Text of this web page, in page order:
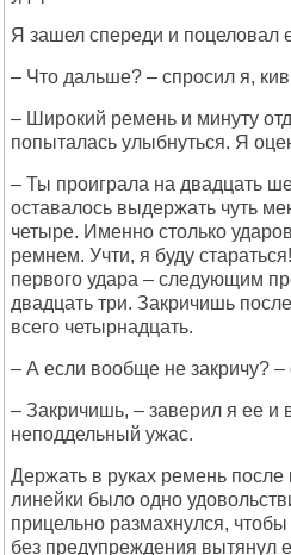
Я зашел спереди и поцеловал
– Что дальше? – спросил я,
– Широкий ремень и минуту
попыталась улыбнуться. Я
– Ты проиграла на двадцать
оставалось выдержать чуть
четыре. Именно столько
ремнем. Учти, я буду
первого удара – следующим
двадцать три. Закричишь
всего четырнадцать.
– А если вообще не закричу? –
– Закричишь, – заверил я ее и
неподдельный ужас.
Держать в руках ремень после
линейки было одно
прицельно размахнулся,
без предупреждения вытянул